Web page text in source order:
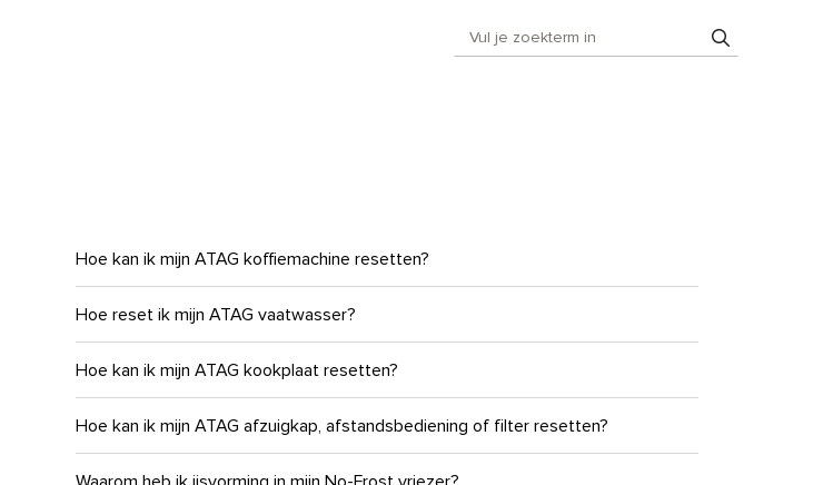
Hoe kan ik mijn ATAG koffiemachine resetten?
Hoe reset ik mijn ATAG vaatwasser?
Hoe kan ik mijn ATAG kookplaat resetten?
Hoe kan ik mijn ATAG afzuigkap, afstandsbediening of filter resetten?